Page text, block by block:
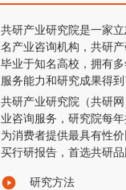
共研产业研究院是一家
名产业咨询机构，共研
毕业于知名高校，拥有
服务能力和研究成果得到
共研产业研究院（共研
业咨询服务，研究院每
为消费者提供最具有性
买行研报告，首选共研品
研究方法